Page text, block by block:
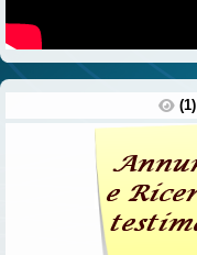
(1)